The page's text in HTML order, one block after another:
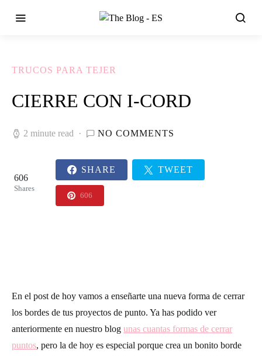
TRUCOS PARA TEJER
CIERRE CON I-CORD
2 minute read NO COMMENTS
606
Shares
SHARE TWEET
606
En el post de hoy vamos a enseñarte una nueva forma de cerrar
los bordes de tus proyectos de punto. Ya has podido ver
anteriormente en nuestro blog unas cuantas formas de cerrar
puntos, pero la de hoy es especial porque crea un bonito borde